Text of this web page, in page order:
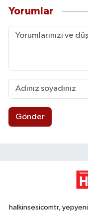
Yorumlar
Gönder
halkinsesicomtr,